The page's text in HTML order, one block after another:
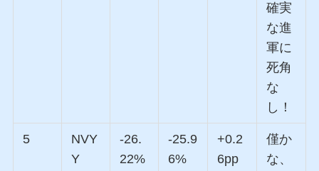
確実
な進
軍に
死角
な
し！
5
NVY
Y
-26.
22%
-25.9
6%
+0.2
6pp
僅か
な、